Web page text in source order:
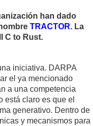
han dado
TRACTOR. La
C to Rust.
iniciativa. DARPA
el ya mencionado
a una competencia
está claro es que el
generativo. Dentro de
y mecanismos para